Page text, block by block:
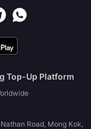
Top-Up Platform
Road, Mong Kok,